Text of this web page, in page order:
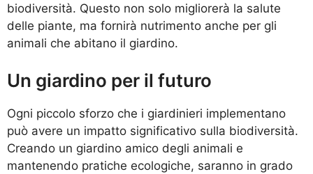
biodiversità. Questo non solo migliorerà la salute
delle piante, ma fornirà nutrimento anche per gli
animali che abitano il giardino.
Un giardino per il futuro
Ogni piccolo sforzo che i giardinieri implementano
può avere un impatto significativo sulla biodiversità.
Creando un giardino amico degli animali e
mantenendo pratiche ecologiche, saranno in grado